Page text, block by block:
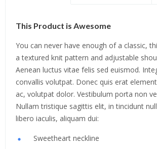
This Product is Awesome
You can never have enough of a classic,
a textured knit pattern and adjustable
Aenean luctus vitae felis sed euismod.
convallis volutpat. Donec quis erat
ac, volutpat dolor. Vestibulum porta non
Nullam tristique sagittis elit, in tincidunt
libero iaculis, aliquam dui:
Sweetheart neckline